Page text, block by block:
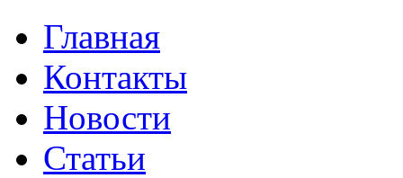
Главная
Контакты
Новости
Статьи